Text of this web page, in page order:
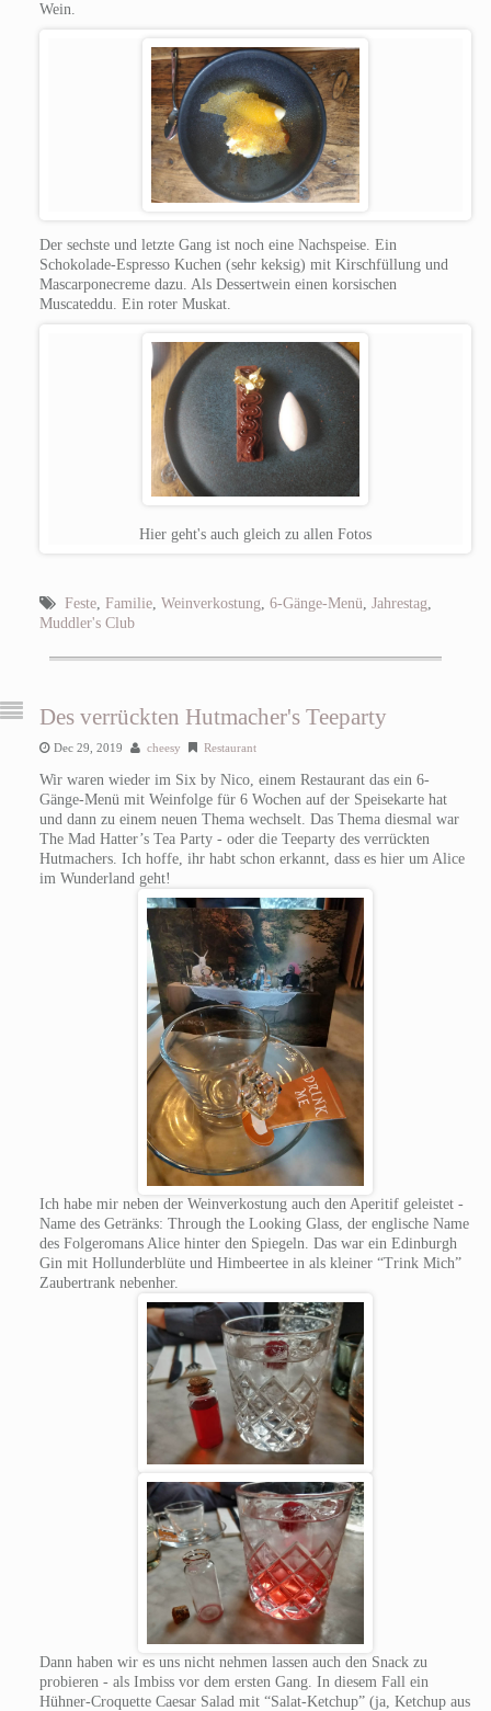
Wein.
Der sechste und letzte Gang ist noch eine Nachspeise. Ein
Schokolade-Espresso Kuchen (sehr keksig) mit Kirschfüllung und
Mascarponecreme dazu. Als Dessertwein einen korsischen
Muscateddu. Ein roter Muskat.
Hier geht's auch gleich zu allen Fotos
Feste, Familie, Weinverkostung, 6-Gänge-Menü, Jahrestag,
Muddler's Club
Des verrückten Hutmacher's Teeparty
Dec 29, 2019 cheesy Restaurant
Wir waren wieder im Six by Nico, einem Restaurant das ein 6-
Gänge-Menü mit Weinfolge für 6 Wochen auf der Speisekarte hat
und dann zu einem neuen Thema wechselt. Das Thema diesmal war
The Mad Hatter’s Tea Party - oder die Teeparty des verrückten
Hutmachers. Ich hoffe, ihr habt schon erkannt, dass es hier um Alice
im Wunderland geht!
Ich habe mir neben der Weinverkostung auch den Aperitif geleistet -
Name des Getränks: Through the Looking Glass, der englische Name
des Folgeromans Alice hinter den Spiegeln. Das war ein Edinburgh
Gin mit Hollunderblüte und Himbeertee in als kleiner “Trink Mich”
Zaubertrank nebenher.
Dann haben wir es uns nicht nehmen lassen auch den Snack zu
probieren - als Imbiss vor dem ersten Gang. In diesem Fall ein
Hühner-Croquette Caesar Salad mit “Salat-Ketchup” (ja, Ketchup aus